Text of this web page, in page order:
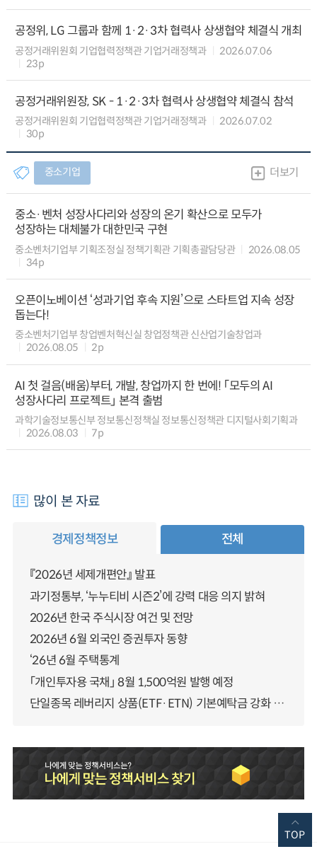
공정위, LG 그룹과 함께 1·2·3차 협력사 상생협약 체결식 개최
공정거래위원회 기업협력정책관 기업거래정책과
2026.07.06
23p
공정거래위원장, SK - 1·2·3차 협력사 상생협약 체결식 참석
공정거래위원회 기업협력정책관 기업거래정책과
2026.07.02
30p
중소기업 더보기
중소·벤처 성장사다리와 성장의 온기 확산으로 모두가
성장하는 대체불가 대한민국 구현
중소벤처기업부 기획조정실 정책기획관 기획총괄담당관
2026.08.05
34p
오픈이노베이션 ‘성과기업 후속 지원’으로 스타트업 지속 성장
돕는다!
중소벤처기업부 창업벤처혁신실 창업정책관 신산업기술창업과
2026.08.05
2p
AI 첫 걸음(배움)부터, 개발, 창업까지 한 번에! 「모두의 AI
성장사다리 프로젝트」 본격 출범
과학기술정보통신부 정보통신정책실 정보통신정책관 디지털사회기획과
2026.08.03
7p
많이 본 자료
경제정책정보 전체
『2026년 세제개편안』 발표
과기정통부, ‘누누티비 시즌2’에 강력 대응 의지 밝혀
2026년 한국 주식시장 여건 및 전망
2026년 6월 외국인 증권투자 동향
‘26년 6월 주택통계
「개인투자용 국채」 8월 1,500억원 발행 예정
단일종목 레버리지 상품(ETF·ETN) 기본예탁금 강화 조기시행 방안 안내
TOP